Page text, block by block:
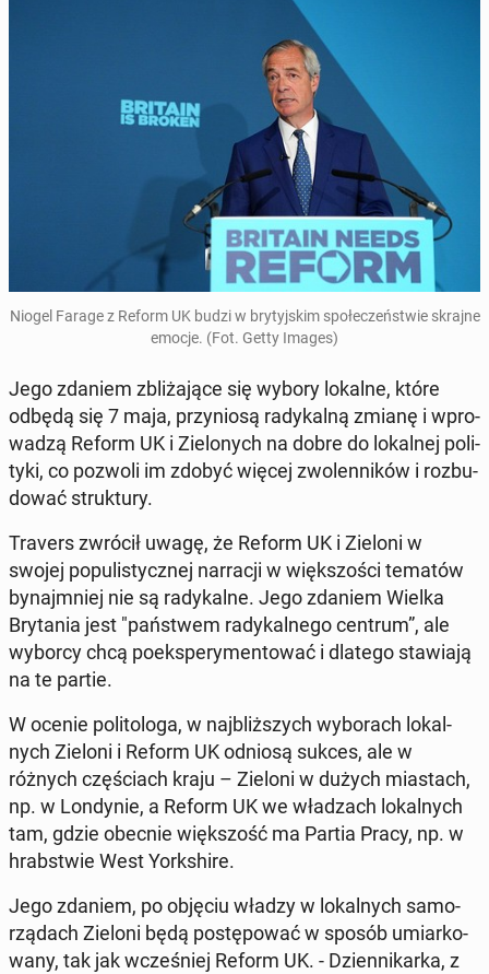
Niogel Farage z Reform UK budzi w bry­tyj­skim spo­łe­czeń­stwie skrajne
emocje. (Fot. Getty Images)
Jego zdaniem zbli­ża­ją­ce się wybory lokalne, które
odbędą się 7 maja, przy­nio­są ra­dy­kal­ną zmianę i wpro­
wa­dzą Reform UK i Zie­lo­nych na dobre do lo­kal­nej po­li­
ty­ki, co pozwoli im zdobyć więcej zwo­len­ni­ków i roz­bu­
do­wać struk­tu­ry.
Travers zwrócił uwagę, że Reform UK i Zieloni w
swojej po­pu­li­stycz­nej nar­ra­cji w więk­szo­ści tematów
by­naj­mniej nie są ra­dy­kal­ne. Jego zdaniem Wielka
Bry­ta­nia jest "pań­stwem ra­dy­kal­ne­go centrum”, ale
wyborcy chcą po­eks­pe­ry­men­to­wać i dlatego sta­wia­ją
na te partie.
W ocenie po­li­to­lo­ga, w naj­bliż­szych wy­bo­rach lo­kal­
nych Zieloni i Reform UK odniosą sukces, ale w
różnych czę­ściach kraju – Zieloni w dużych mia­stach,
np. w Lon­dy­nie, a Reform UK we wła­dzach lo­kal­nych
tam, gdzie obecnie więk­szość ma Partia Pracy, np. w
hrab­stwie West York­shi­re.
Jego zdaniem, po objęciu władzy w lo­kal­nych sa­mo­
rzą­dach Zieloni będą po­stę­po­wać w sposób umiar­ko­
wa­ny, tak jak wcze­śniej Reform UK. - Dzien­ni­kar­ka, z